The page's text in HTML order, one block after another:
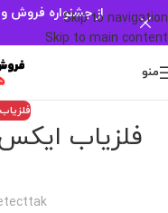
Skip to navigation
Skip to main content
از جشنواره فروش
منو